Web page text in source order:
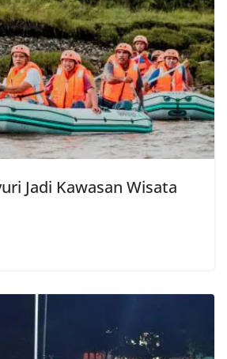
Jadi Kawasan Wisata